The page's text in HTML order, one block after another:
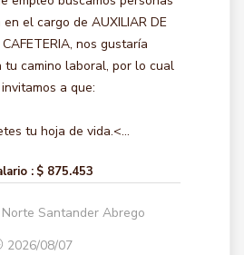
el cargo de AUXILIAR DE
CAFETERIA, nos gustaría
tu camino laboral, por lo cual
a que:
tu hoja de vida.<...
: $ 875.453
Santander Abrego
2026/08/07